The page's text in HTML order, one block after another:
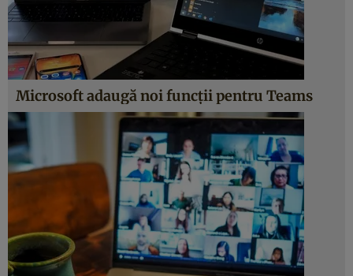
Microsoft adaugă noi funcții pentru Teams